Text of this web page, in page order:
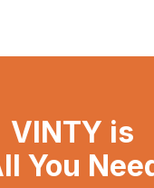
VINTY is
You